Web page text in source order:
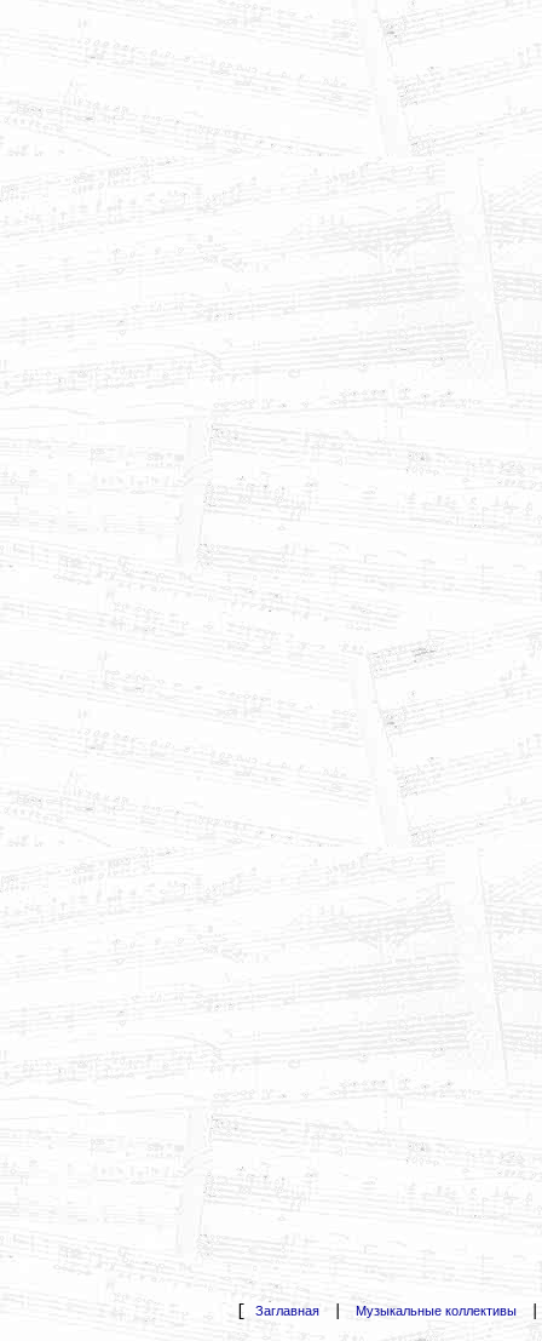
[ Заглавная Музыкальные коллективы